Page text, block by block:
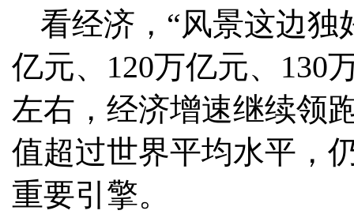
看经济，“风景这边独
亿元、120万亿元、130
左右，经济增速继续领
值超过世界平均水平，
重要引擎。